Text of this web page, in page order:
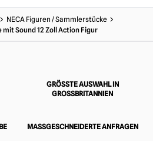
NECA Figuren / Sammlerstücke
mit Sound 12 Zoll Action Figur
GRÖSSTE AUSWAHL IN G
ROSSBRITANNIEN
MASSGESCHNEIDERTE ANFRAGEN